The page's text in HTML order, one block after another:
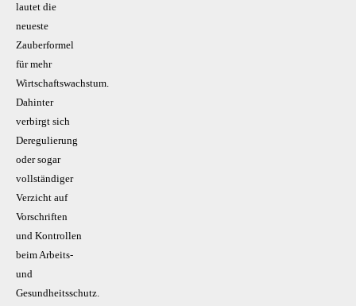
lautet die
neueste
Zauberformel
für mehr
Wirtschaftswachstum.
Dahinter
verbirgt sich
Deregulierung
oder sogar
vollständiger
Verzicht auf
Vorschriften
und Kontrollen
beim Arbeits-
und
Gesundheitsschutz.